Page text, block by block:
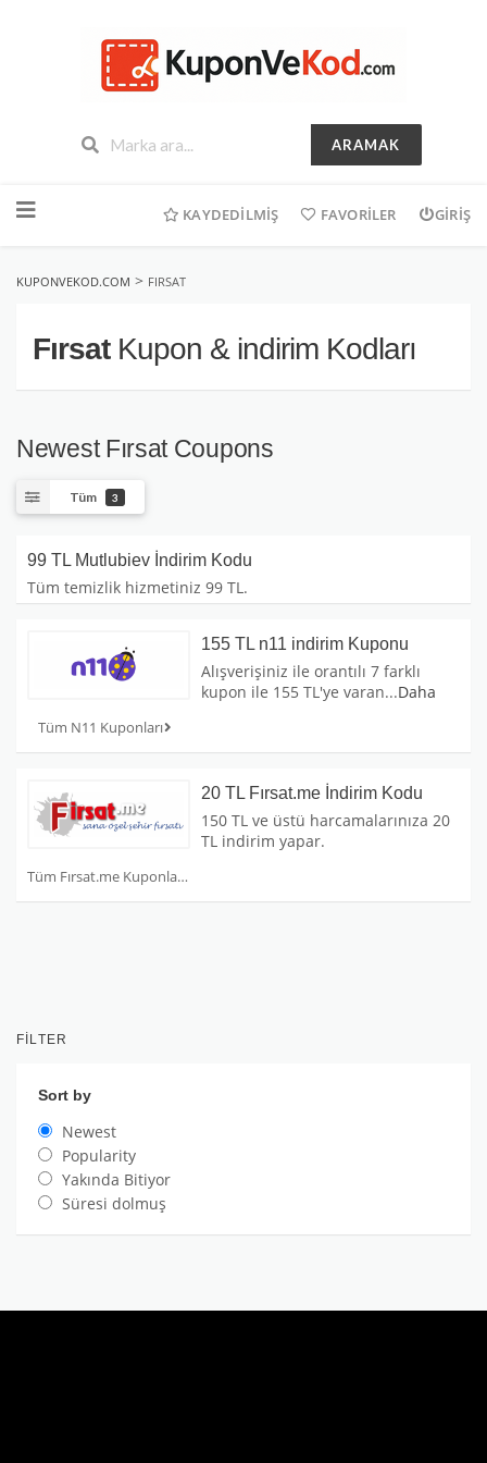
ARAMAK
geç
KAYDEDILMIŞ FAVORILER GIRIŞ
KUPONVEKOD.COM > FIRSAT
FırsatKupon & indirim Kodları
Newest Fırsat Coupons
Tüm 3
99 TL Mutlubiev İndirim Kodu
Tüm temizlik hizmetiniz 99 TL.
Tüm N11 Kuponları
155 TL n11 indirim Kuponu
Alışverişiniz ile orantılı 7 farklı
kupon ile 155 TL'ye varan...Daha
Tüm Fırsat.me Kuponları
20 TL Fırsat.me İndirim Kodu
150 TL ve üstü harcamalarınıza 20
TL indirim yapar.
FILTER
Sort by
Newest
Popularity
Yakında Bitiyor
Süresi dolmuş